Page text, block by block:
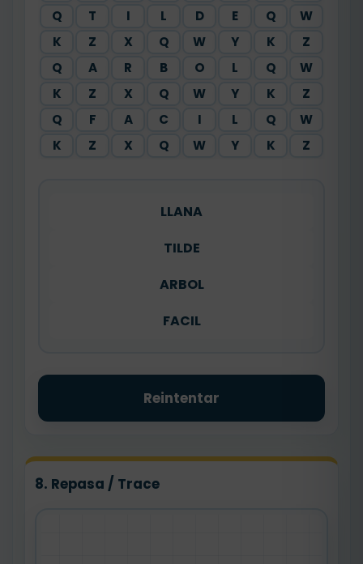
Q
T I L D E Q
W
K
Z X Q W Y K
Z
Q
A R B O L Q
W
K
Z X Q W Y K
Z
Q
F A C I L Q
W
K
Z X Q W Y K Z
LLANA
TILDE
ARBOL
FACIL
Reintentar
8. Repasa / Trace